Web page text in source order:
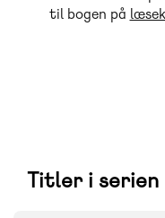
til bogen på
Titler i serien